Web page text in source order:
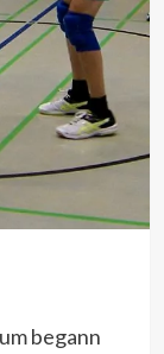
begann